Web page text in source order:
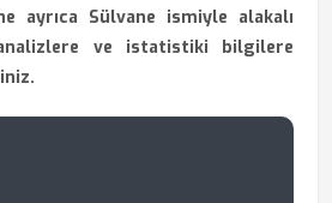
ayrıca Sülvane ismiyle alakalı
ve istatistiki bilgilere